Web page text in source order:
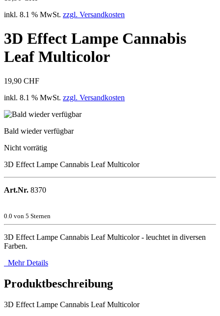
inkl. 8.1 % MwSt. zzgl. Versandkosten
3D Effect Lampe Cannabis
Leaf Multicolor
19,90 CHF
inkl. 8.1 % MwSt. zzgl. Versandkosten
Bald wieder verfügbar
Nicht vorrätig
3D Effect Lampe Cannabis Leaf Multicolor
Art.Nr. 8370
0.0 von 5 Sternen
3D Effect Lampe Cannabis Leaf Multicolor - leuchtet in diversen
Farben.
Mehr Details
Produktbeschreibung
3D Effect Lampe Cannabis Leaf Multicolor